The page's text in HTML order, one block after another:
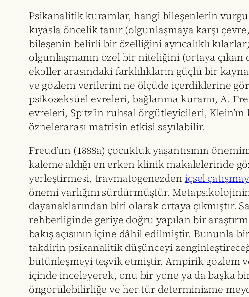
Psikanalitik kuramlar, hangi bileşenlerin
kıyasla öncelik tanır (olgunlaşmaya karşı
bileşenin belirli bir özelliğini ayrıcalıklı
olgunlaşmanın özel bir niteliğini (ortaya
ekoller arasındaki farklılıkların güçlü bir
ve gözlem verilerini ne ölçüde içerdiklerine
psikoseksüel evreleri, bağlanma kuramı, A.
evreleri, Spitz’in ruhsal örgütleyicileri,
öznelerarası matrisin etkisi sayılabilir.
Freud’un (1888a) çocukluk yaşantısının
kaleme aldığı en erken klinik makalelerinde
yerleştirmesi, travmatogenezden içsel
önemi varlığını sürdürmüştür.
dayanaklarından biri olarak ortaya çıkmıştır.
rehberliğinde geriye doğru yapılan bir
bakış açısının içine dâhil edilmiştir.
takdirin psikanalitik düşünceyi
bütünleşmeyi teşvik etmiştir. Ampirik gözlem
içinde inceleyerek, onu bir yöne ya da başka
öngörülebilirliğe ve her tür determinizme